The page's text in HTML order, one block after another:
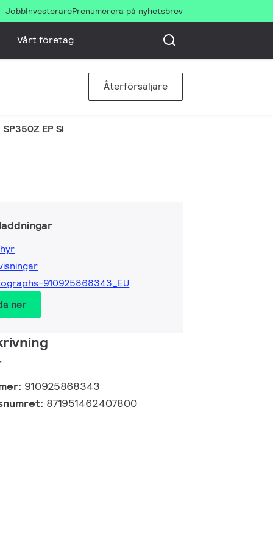
JobbInvesterarePrenumerera på nyhetsbrev
Vårt företag
Återförsäljare
SP350Z EP SI
910925868343_EU
ner
910925868343
871951462407800